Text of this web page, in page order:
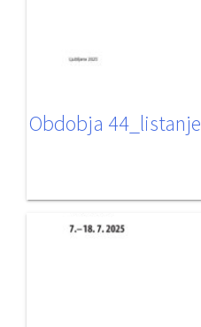
Obdobja 44_listanje